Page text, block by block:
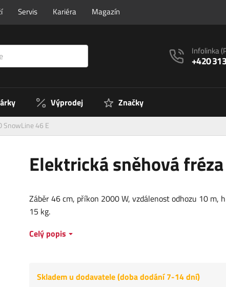
Servis Kariéra Magazín
Infolinka
+420
Výprodej Značky
SnowLine 46 E
Elektrická sněhová
Záběr 46 cm, příkon 2000 W, vzdálenost odhozu 10 m,
15 kg.
Celý popis
Skladem u dodavatele (doba dodání 7-14 dní)